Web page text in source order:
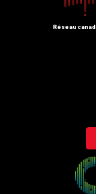
Réseau